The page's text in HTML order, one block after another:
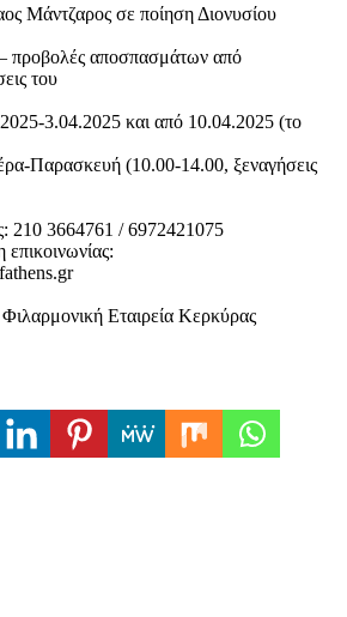
Μάντζαρος σε ποίηση Διονυσίου
– προβολές αποσπασμάτων από
του
3.04.2025 και από 10.04.2025 (το
Παρασκευή (10.00-14.00, ξεναγήσεις
210 3664761 / 6972421075
Εταιρεία Κερκύρας